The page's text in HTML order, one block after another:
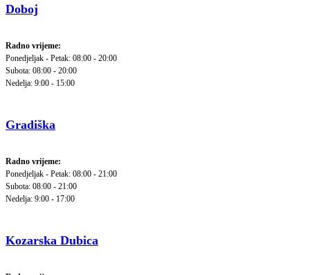
Doboj
Radno vrijeme:
Ponedjeljak - Petak: 08:00 - 20:00
Subota: 08:00 - 20:00
Nedelja: 9:00 - 15:00
Gradiška
Radno vrijeme:
Ponedjeljak - Petak: 08:00 - 21:00
Subota: 08:00 - 21:00
Nedelja: 9:00 - 17:00
Kozarska Dubica